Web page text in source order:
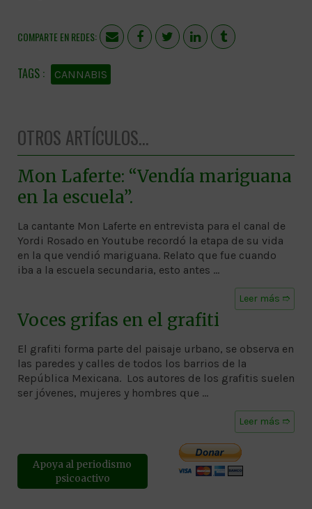
COMPARTE EN REDES:
CANNABIS
OTROS ARTÍCULOS...
Mon Laferte: “Vendía mariguana
en la escuela”.
La cantante Mon Laferte en entrevista para el canal de
Yordi Rosado en Youtube recordó la etapa de su vida
en la que vendió mariguana. Relato que fue cuando
iba a la escuela secundaria, esto antes …
Leer más ➱
Voces grifas en el grafiti
El grafiti forma parte del paisaje urbano, se observa en
las paredes y calles de todos los barrios de la
República Mexicana. Los autores de los grafitis suelen
ser jóvenes, mujeres y hombres que …
Leer más ➱
Apoya al periodismo
psicoactivo